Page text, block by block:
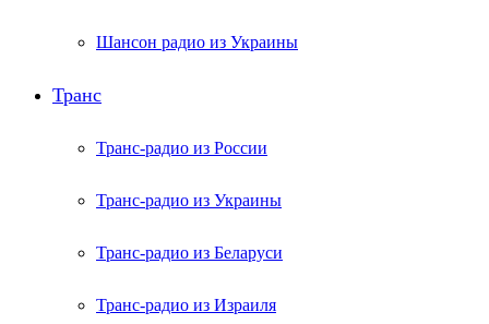
Шансон радио из Украины
Транс
Транс-радио из России
Транс-радио из Украины
Транс-радио из Беларуси
Транс-радио из Израиля